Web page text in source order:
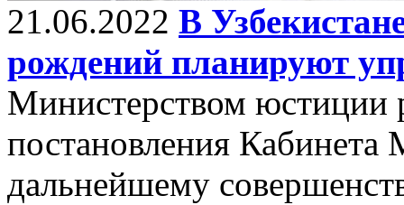
21.06.2022 В
рождений планируют
Министерством юстиции
постановления
дальнейшему